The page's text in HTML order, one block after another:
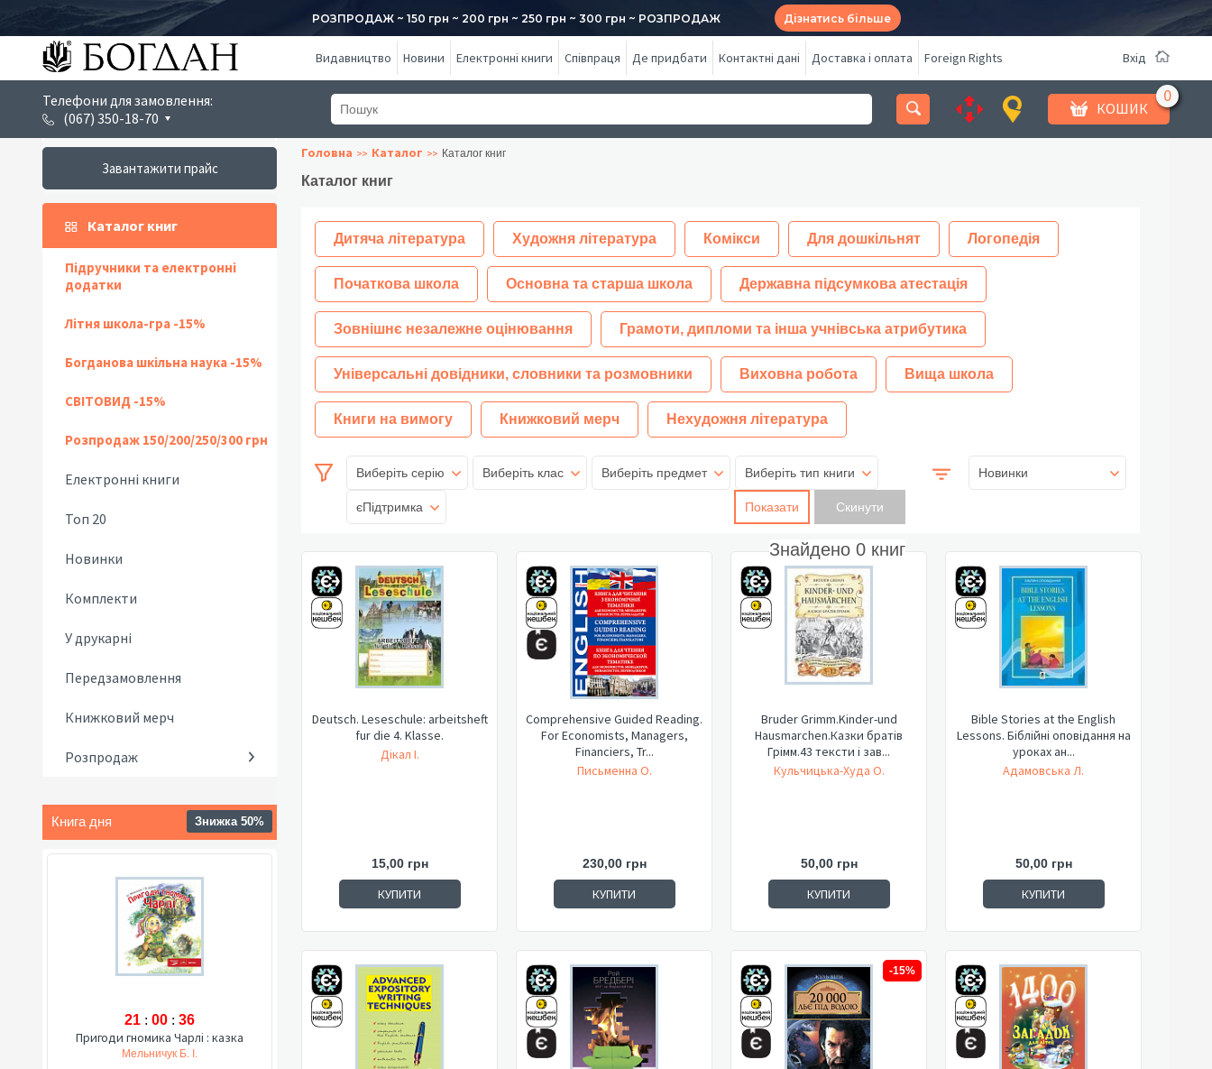
РОЗПРОДАЖ ~ 150 грн ~ 200 грн ~ 250 грн ~ 300 грн ~ РОЗПРОДАЖ Дізнатись більше
Видавництво Новини Електронні книги Співпраця Де придбати Контактні дані Доставка і оплата Foreign Rights Вхід
Телефони для замовлення:
(067) 350-18-70
КОШИК
Завантажити прайс
Каталог книг
Підручники та електронні
додатки
Літня школа-гра -15%
Богданова шкільна наука -15%
СВІТОВИД -15%
Розпродаж 150/200/250/300 грн
Електронні книги
Топ 20
Новинки
Комплекти
У друкарні
Передзамовлення
Книжковий мерч
Розпродаж
Книга дня Знижка 50%
21 : 00 : 35
Пригоди гномика Чарлі : казка
Мельничук Б. І.
Головна Каталог Каталог книг
Каталог книг
Дитяча література Художня література Комікси Для дошкільнят Логопедія
Початкова школа Основна та старша школа Державна підсумкова атестація
Зовнішнє незалежне оцінювання Грамоти, дипломи та інша учнівська атрибутика
Універсальні довідники, словники та розмовники Виховна робота Вища школа
Книги на вимогу Книжковий мерч Нехудожня література
Виберіть серію Виберіть клас Виберіть предмет Виберіть тип книги
єПідтримка Показати
Знайдено 0 книг
Новинки
Deutsch. Leseschule: arbeitsheft
fur die 4. Klasse.
Дікал І.
15,00 грн
КУПИТИ
Comprehensive Guided Reading.
For Economists, Managers,
Financiers, Tr...
Письменна О.
230,00 грн
КУПИТИ
Bruder Grimm.Kinder-und
Hausmarchen.Казки братів
Грімм.43 тексти і зав...
Кульчицька-Худа О.
50,00 грн
КУПИТИ
Bible Stories at the English
Lessons. Біблійні оповідання на
уроках ан...
Адамовська Л.
50,00 грн
КУПИТИ
-15%